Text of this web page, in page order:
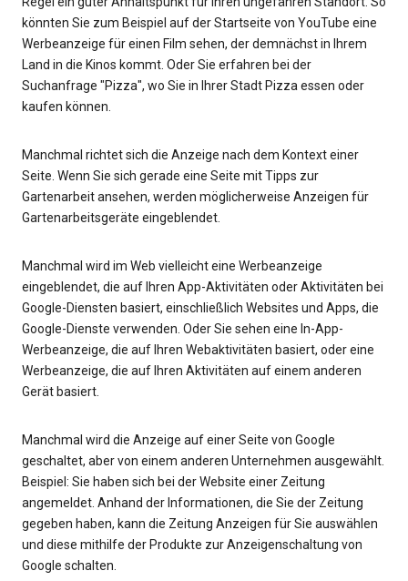
könnten Sie zum Beispiel auf der Startseite von YouTube eine
Werbeanzeige für einen Film sehen, der demnächst in Ihrem
Land in die Kinos kommt. Oder Sie erfahren bei der
Suchanfrage "Pizza", wo Sie in Ihrer Stadt Pizza essen oder
kaufen können.
Manchmal richtet sich die Anzeige nach dem Kontext einer
Seite. Wenn Sie sich gerade eine Seite mit Tipps zur
Gartenarbeit ansehen, werden möglicherweise Anzeigen für
Gartenarbeitsgeräte eingeblendet.
Manchmal wird im Web vielleicht eine Werbeanzeige
eingeblendet, die auf Ihren App-Aktivitäten oder Aktivitäten bei
Google-Diensten basiert, einschließlich Websites und Apps, die
Google-Dienste verwenden. Oder Sie sehen eine In-App-
Werbeanzeige, die auf Ihren Webaktivitäten basiert, oder eine
Werbeanzeige, die auf Ihren Aktivitäten auf einem anderen
Gerät basiert.
Manchmal wird die Anzeige auf einer Seite von Google
geschaltet, aber von einem anderen Unternehmen ausgewählt.
Beispiel: Sie haben sich bei der Website einer Zeitung
angemeldet. Anhand der Informationen, die Sie der Zeitung
gegeben haben, kann die Zeitung Anzeigen für Sie auswählen
und diese mithilfe der Produkte zur Anzeigenschaltung von
Google schalten.